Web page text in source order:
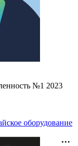
№1 2023
оборудование